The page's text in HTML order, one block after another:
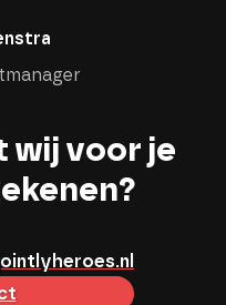
wij voor je